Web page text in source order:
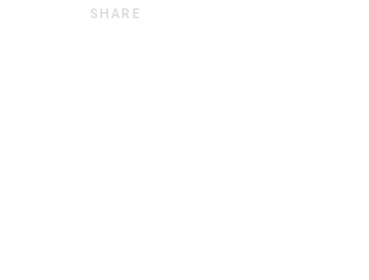
SHARE